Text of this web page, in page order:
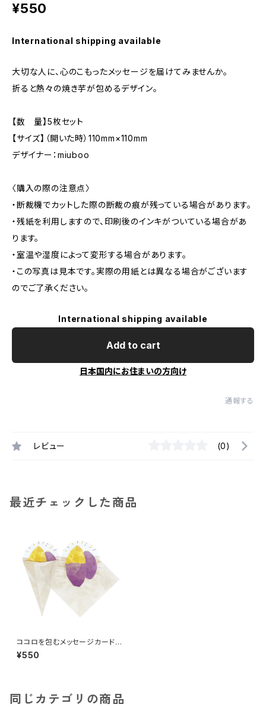
¥550
International shipping available
大切な人に、心のこもったメッセージを届けてみませんか。
折ると熱々の焼き芋が包めるデザイン。
【数 量】5枚セット
【サイズ】（開いた時）110mm×110mm
デザイナー：miuboo
〈購入の際の注意点〉
・断裁機でカットした際の断裁の痕が残っている場合があります。
・残紙を利用しますので、印刷後のインキがついている場合があ
ります。
・室温や湿度によって変形する場合があります。
・この写真は見本です。実際の用紙とは異なる場合がございます
のでご了承ください。
International shipping available
Add to cart
日本国内にお住まいの方向け
通報する
レビュー (0)
最近チェックした商品
ココロを包むメッセージカード
＜焼き芋・5枚セット＞
¥550
同じカテゴリの商品